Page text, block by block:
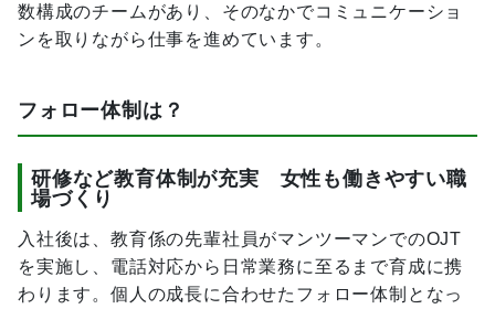
数構成のチームがあり、そのなかでコミュニケーショ
ンを取りながら仕事を進めています。
フォロー体制は？
研修など教育体制が充実 女性も働きやすい職
場づくり
入社後は、教育係の先輩社員がマンツーマンでのOJT
を実施し、電話対応から日常業務に至るまで育成に携
わります。個人の成長に合わせたフォロー体制となっ